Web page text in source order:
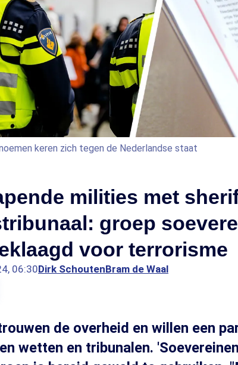
keren zich tegen de Nederlandse staat
milities met
groep
voor terrorisme
06:30Dirk SchoutenBram de Waal
de overheid en willen een
wetten en tribunalen.